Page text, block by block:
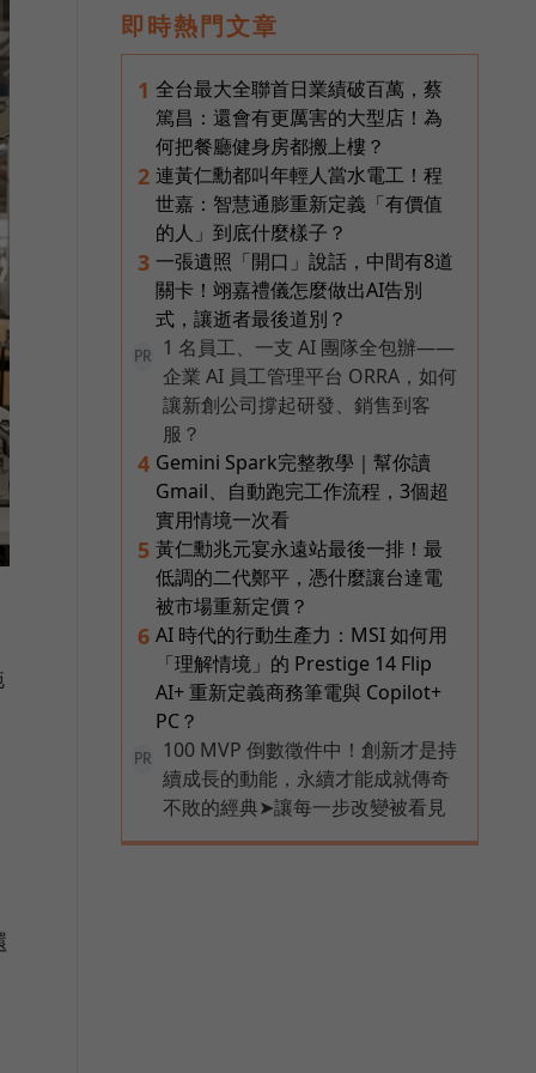
即時熱門文章
1 全台最大全聯首日業績破百萬，蔡
篤昌：還會有更厲害的大型店！為
何把餐廳健身房都搬上樓？
2 連黃仁勳都叫年輕人當水電工！程
世嘉：智慧通膨重新定義「有價值
的人」到底什麼樣子？
3 一張遺照「開口」說話，中間有8道
關卡！翊嘉禮儀怎麼做出AI告別
式，讓逝者最後道別？
PR
1 名員工、一支 AI 團隊全包辦——
企業 AI 員工管理平台 ORRA，如何
讓新創公司撐起研發、銷售到客
服？
4 Gemini Spark完整教學｜幫你讀
Gmail、自動跑完工作流程，3個超
實用情境一次看
5 黃仁勳兆元宴永遠站最後一排！最
低調的二代鄭平，憑什麼讓台達電
被市場重新定價？
6 AI 時代的行動生產力：MSI 如何用
「理解情境」的 Prestige 14 Flip
AI+ 重新定義商務筆電與 Copilot+
PC？
PR
100 MVP 倒數徵件中！創新才是持
續成長的動能，永續才能成就傳奇
不敗的經典➤讓每一步改變被看見